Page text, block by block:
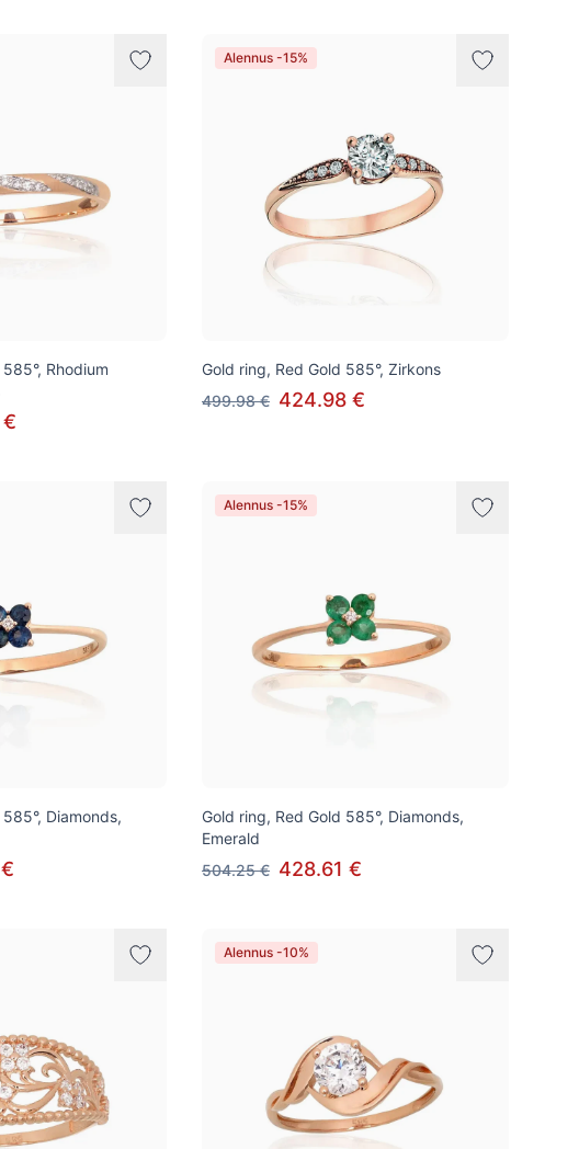
Rhodium
€
Alennus -15%
Gold ring, Red Gold 585°, Zirkons
499.98 € 424.98 €
Diamonds,
Alennus -15%
Gold ring, Red Gold 585°, Diamonds,
Emerald
504.25 € 428.61 €
Alennus -10%